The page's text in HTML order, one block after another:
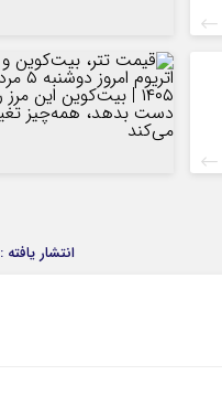
انتشار یافته : 0